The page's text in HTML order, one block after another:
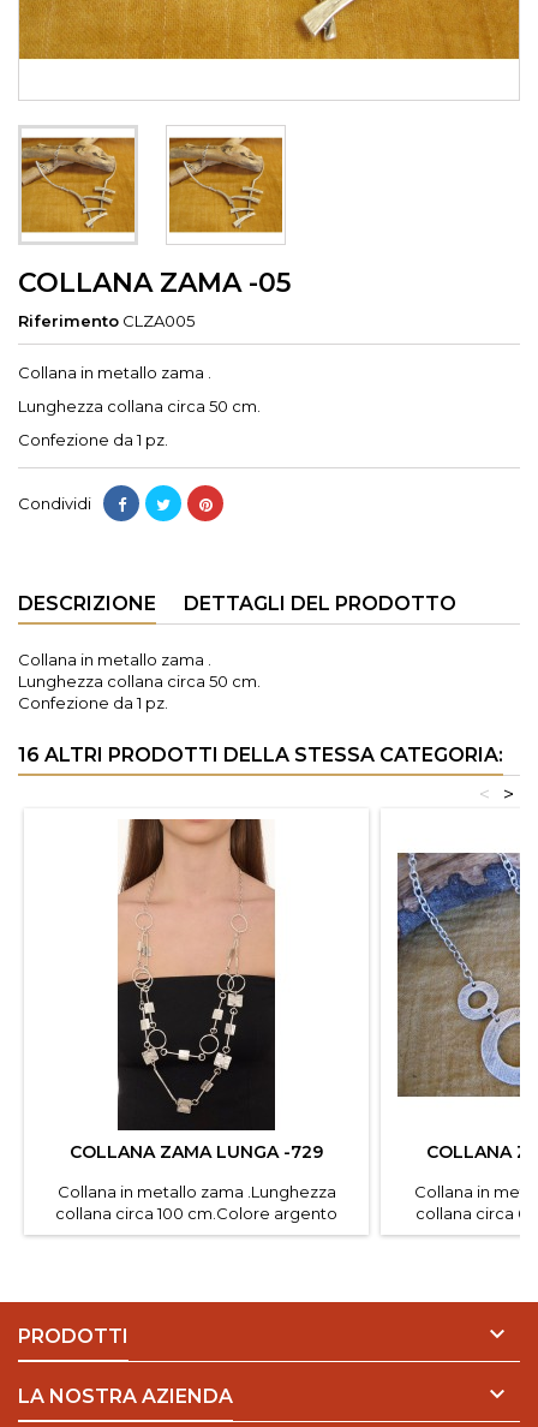
COLLANA ZAMA -05
Riferimento CLZA005
Collana in metallo zama .
Lunghezza collana circa 50 cm.
Confezione da 1 pz.
Condividi
DESCRIZIONE DETTAGLI DEL PRODOTTO
Collana in metallo zama .
Lunghezza collana circa 50 cm.
Confezione da 1 pz.
16 ALTRI PRODOTTI DELLA STESSA CATEGORIA:
>
<
COLLANA ZAMA LUNGA -729
Collana in metallo zama .Lunghezza
collana circa 100 cm.Colore argento
antico Confezione da 1 pz.
COLLANA
Collana in
collana circa
antico
PRODOTTI 
LA NOSTRA AZIENDA 